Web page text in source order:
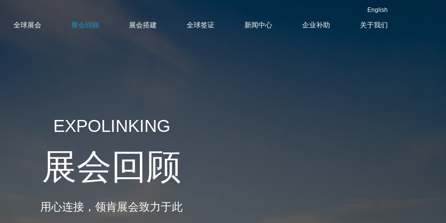
English
全球展会 展会回顾 展会搭建 全球签证 新闻中心 企业补助 关于我们
EXPOLINKING
展会回顾
用心连接，领肯展会致力于此